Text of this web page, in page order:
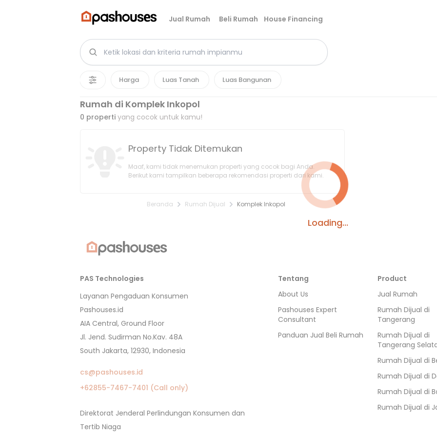
Jual Rumah Beli Rumah House Financing
Harga Luas Tanah Luas Bangunan
Loading...
Rumah di Komplek Inkopol
0 properti yang cocok untuk kamu!
Property Tidak Ditemukan
Maaf, kami tidak menemukan properti yang cocok bagi Anda.
Berikut kami tampilkan beberapa rekomendasi properti dari kami.
Beranda Rumah Dijual Komplek Inkopol
PAS Technologies
Layanan Pengaduan Konsumen
Pashouses.id
AIA Central, Ground Floor
Jl. Jend. Sudirman No.Kav. 48A
South Jakarta, 12930, Indonesia
cs@pashouses.id
+62855-7467-7401 (Call only)
Direktorat Jenderal Perlindungan Konsumen dan
Tertib Niaga
Tentang
About Us
Pashouses Expert
Consultant
Panduan Jual Beli Rumah
Product
Jual Rumah
Rumah Dijual di
Tangerang
Rumah Dijual di
Tangerang
Rumah Dijual di
Rumah Dijual di
Rumah Dijual di
Rumah Dijual di